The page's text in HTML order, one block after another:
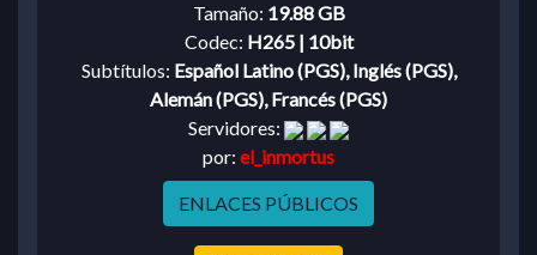
Tamaño: 19.88 GB
Codec: H265 | 10bit
Subtítulos: Español Latino (PGS), Inglés (PGS),
Alemán (PGS), Francés (PGS)
Servidores:
por: el_inmortus
ENLACES PÚBLICOS